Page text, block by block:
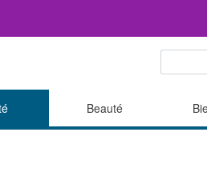
Beauté